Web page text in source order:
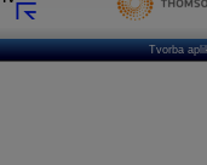
Tvorba